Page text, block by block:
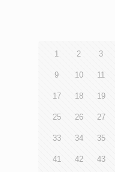
1 2 3
9 10 11
17 18 19
25 26 27
33 34 35
41 42 43